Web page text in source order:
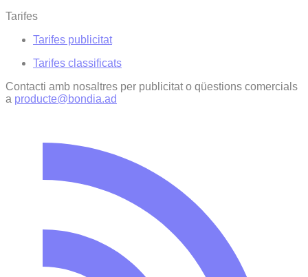
Tarifes
Tarifes publicitat
Tarifes classificats
Contacti amb nosaltres per publicitat o qüestions comercials
a producte@bondia.ad